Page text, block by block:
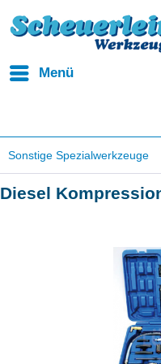
Menü
Sonstige Spezialwerkzeuge
Diesel